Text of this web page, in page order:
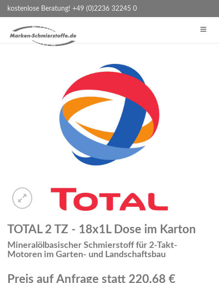
kostenlose Beratung! +49 (0)2236 32245 0
TOTAL 2 TZ - 18x1L Dose im Karton
Mineralölbasischer Schmierstoff für 2-Takt-
Motoren im Garten- und Landschaftsbau
Preis auf Anfrage statt 220,68 €